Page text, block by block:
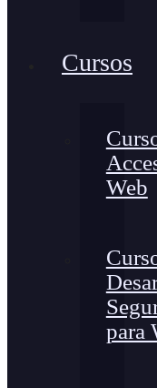
Cursos
Web
para